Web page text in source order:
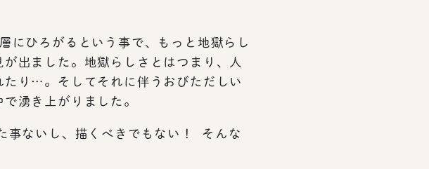
にひろがるという事で、もっと地獄らし
出ました。地獄らしさとはつまり、人
り…。そしてそれに伴うおびただしい
湧き上がりました。
事ないし、描くべきでもない！ そんな